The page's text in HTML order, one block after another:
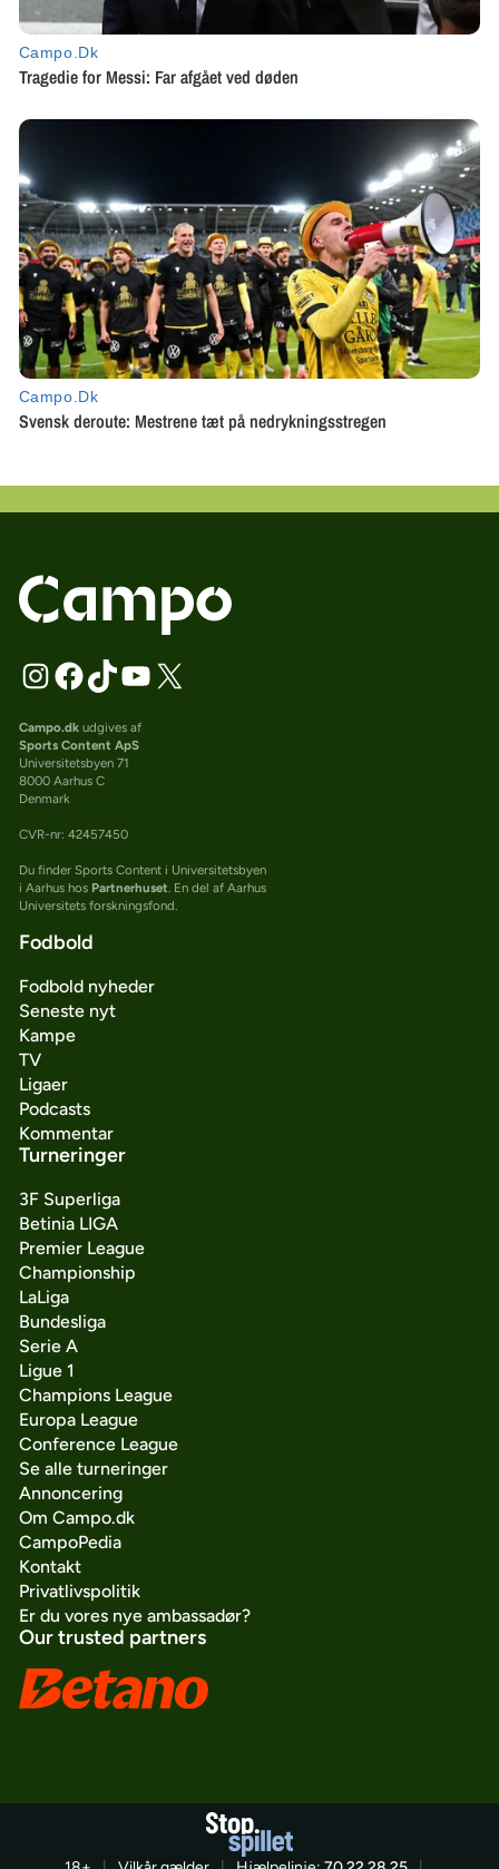
Campo.dkudgives af
Sports Content ApS
Universitetsbyen 71
8000 Aarhus C
Denmark
CVR-nr: 42457450
Du finder Sports Content i Universitetsbyen
i Aarhus hos Partnerhuset . En del af Aarhus
Universitets forskningsfond.
Fodbold
Fodbold nyheder
Seneste nyt
Kampe
TV
Ligaer
Podcasts
Kommentar
Turneringer
3F Superliga
Betinia LIGA
Premier League
Championship
LaLiga
Bundesliga
Serie A
Ligue 1
Champions League
Europa League
Conference League
Se alle turneringer
Annoncering
Om Campo.dk
CampoPedia
Kontakt
Privatlivspolitik
Er du vores nye ambassadør?
Our trusted partners